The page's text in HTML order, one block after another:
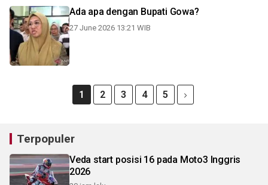
Ada apa dengan Bupati Gowa?
27 June 2026 13:21 WIB
1 2 3 4 5
Terpopuler
Veda start posisi 16 pada Moto3 Inggris
2026